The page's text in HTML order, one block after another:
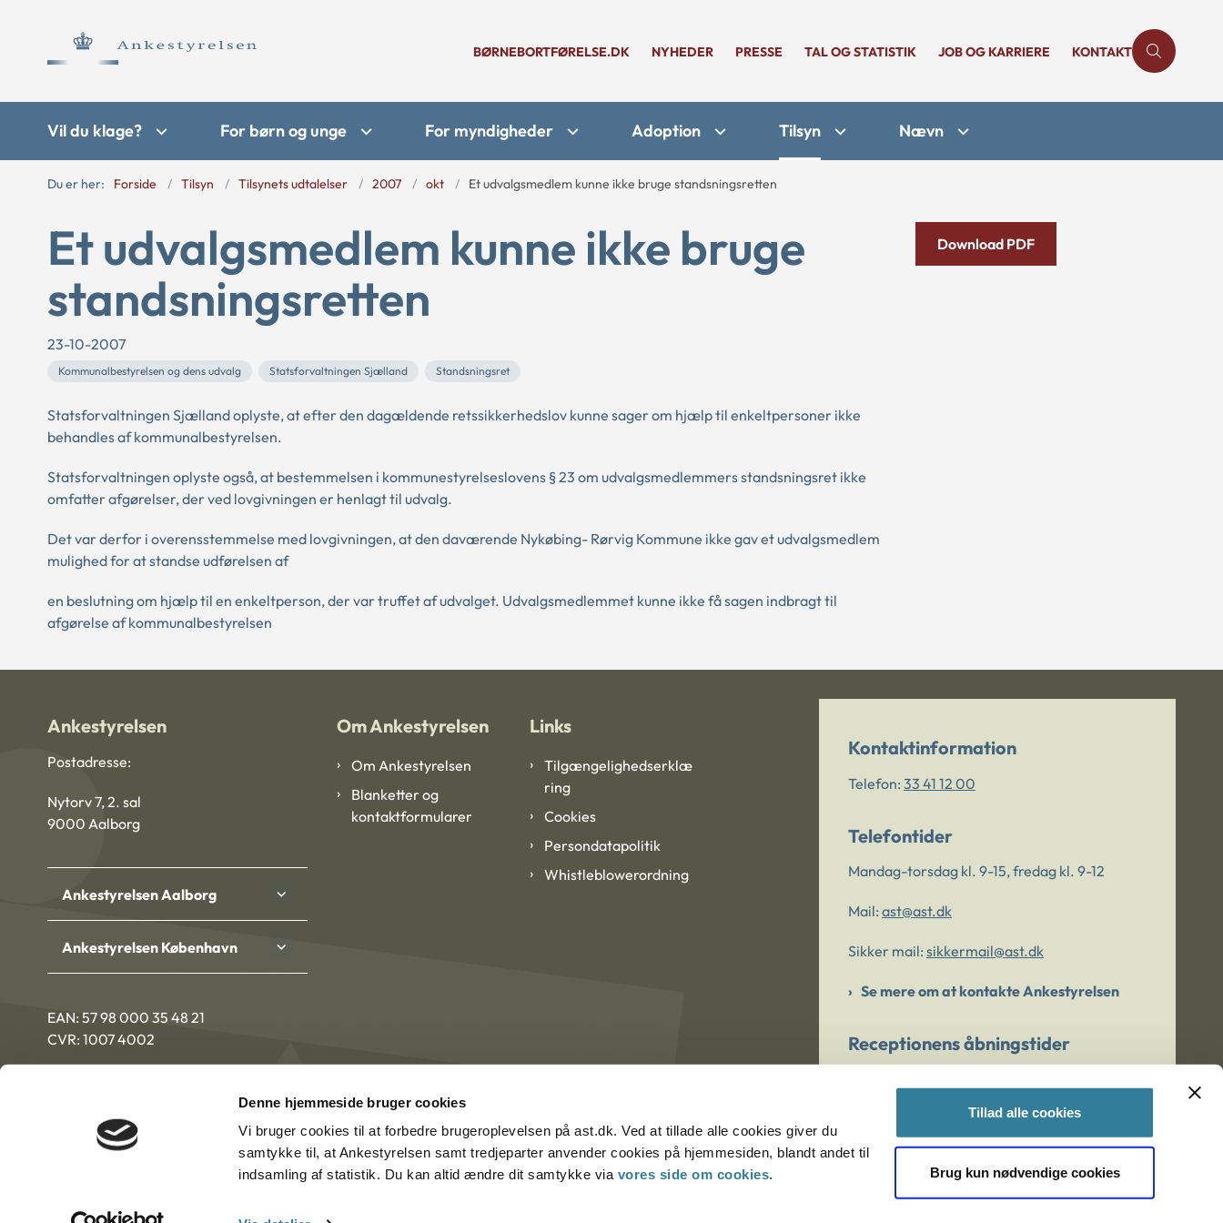
Denne hjemmeside bruger cookies
Vi bruger cookies til at forbedre brugeroplevelsen på ast.dk. Ved at tillade alle cookies giver du
samtykke til, at Ankestyrelsen samt tredjeparter anvender cookies på hjemmesiden, blandt andet til
indsamling af statistik. Du kan altid ændre dit samtykke via vores side om cookies.
Tillad alle cookies
Brug kun nødvendige cookies
BØRNEBORTFØRELSE.DK NYHEDER PRESSE TAL OG STATISTIK JOB OG KARRIERE KONTAKT
Vil du klage? For børn og unge For myndigheder Adoption Tilsyn Nævn
Du er her: Forside Tilsyn Tilsynets udtalelser 2007 okt Et udvalgsmedlem kunne ikke bruge standsningsretten
Et udvalgsmedlem kunne ikke bruge
standsningsretten
23-10-2007
Kommunalbestyrelsen og dens udvalg Statsforvaltningen Sjælland Standsningsret
Statsforvaltningen Sjælland oplyste, at efter den dagældende retssikkerhedslov kunne sager om hjælp til enkeltpersoner ikke
behandles af kommunalbestyrelsen.
Statsforvaltningen oplyste også, at bestemmelsen i kommunestyrelseslovens § 23 om udvalgsmedlemmers standsningsret ikke
omfatter afgørelser, der ved lovgivningen er henlagt til udvalg.
Det var derfor i overensstemmelse med lovgivningen, at den daværende Nykøbing- Rørvig Kommune ikke gav et udvalgsmedlem
mulighed for at standse udførelsen af
en beslutning om hjælp til en enkeltperson, der var truffet af udvalget. Udvalgsmedlemmet kunne ikke få sagen indbragt til
afgørelse af kommunalbestyrelsen
Download PDF
Ankestyrelsen
Postadresse:
Nytorv 7, 2. sal
9000 Aalborg
Ankestyrelsen Aalborg
Ankestyrelsen København
EAN: 57 98 000 35 48 21
CVR: 1007 4002
Om Ankestyrelsen
Om Ankestyrelsen
Blanketter og
kontaktformularer
Links
Tilgængelighedserklæ
ring
Cookies
Persondatapolitik
Whistleblowerordning
Kontaktinformation
Telefon: 33 41 12 00
Telefontider
Mandag-torsdag kl. 9-15, fredag kl. 9-12
Mail: ast@ast.dk
Sikker mail: sikkermail@ast.dk
Se mere om at kontakte Ankestyrelsen
Receptionens åbningstider
Er du bekymret for et barn/en ung?